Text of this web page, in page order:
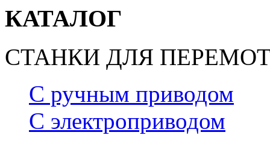
КАТАЛОГ
СТАНКИ ДЛЯ
С ручным приводом
С электроприводом